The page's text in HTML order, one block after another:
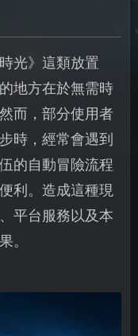
光》這類放置
地方在於無需時
而，部分使用者
時，經常會遇到
的自動冒險流程
利。造成這種現
平台服務以及本
。